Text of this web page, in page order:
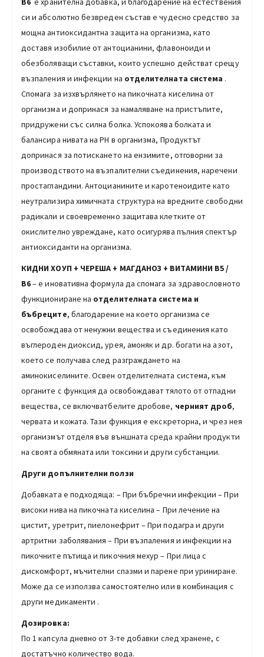
си и абсолютно безвреден състав е чудесно средство за
мощна антиоксидантна защита на организма, като
доставя изобилие от антоцианини, флавоноиди и
обезболяващи съставки, които успешно действат срещу
възпаления и инфекции на отделителната система .
Спомага за изхвърлянето на пикочната киселина от
организма и допринася за намаляване на пристъпите,
придружени със силна болка. Успокоява болката и
балансира нивата на PH в организма, Продуктът
допринася за потискането на ензимите, отговорни за
производството на възпалителни съединения, наречени
простагландини. Антоцианините и каротеноидите като
неутрализира химичната структура на вредните свободни
радикали и своевременно защитава клетките от
окислително увреждане, като осигурява пълния спектър
антиоксиданти на организма.
КИДНИ ХОУП + ЧЕРЕША + МАГДАНОЗ + ВИТАМИНИ В5 /
В6– е иновативна формула да спомага за здравословното
функциониране на отделителната система и
бъбреците, благодарение на което организма се
освобождава от ненужни вещества и съединения като
въглероден диоксид, урея, амоняк и др. богати на азот,
което се получава след разграждането на
аминокиселините. Освен отделителната система, към
органите с функция да освобождават тялото от отпадни
вещества, се включватбелите дробове, черният дроб,
червата и кожата. Тази функция е екскреторна, и чрез нея
организмът отделя във външната среда крайни продукти
на своята обмяната или токсини и други субстанции.
Други допълнителни ползи
Добавката е подходяща: – При бъбречни инфекции – При
високи нива на пикочната киселина – При лечение на
цистит, уретрит, пиелонефрит – При подагра и други
артритни заболявания – При възпаления и инфекции на
пикочните пътища и пикочния мехур – При лица с
дискомфорт, мъчителни спазми и парене при уриниране.
Може да се използва самостоятелно или в комбинация с
други медикаменти .
Дозировка:
По 1 капсула дневно от 3-те добавки след хранене, с
достатъчно количество вода.